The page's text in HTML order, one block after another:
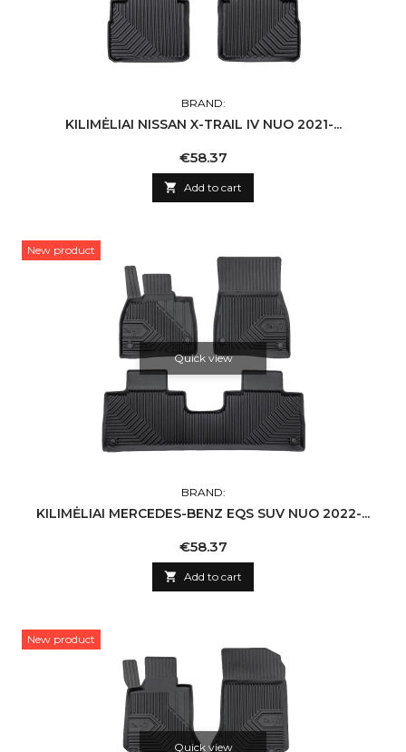
BRAND:
KILIMĖLIAI NISSAN X-TRAIL IV NUO 2021-...
Price
€58.37
 Add to cart
New product
Quick view
BRAND:
KILIMĖLIAI MERCEDES-BENZ EQS SUV NUO 2022-...
Price
€58.37
 Add to cart
New product
Quick view